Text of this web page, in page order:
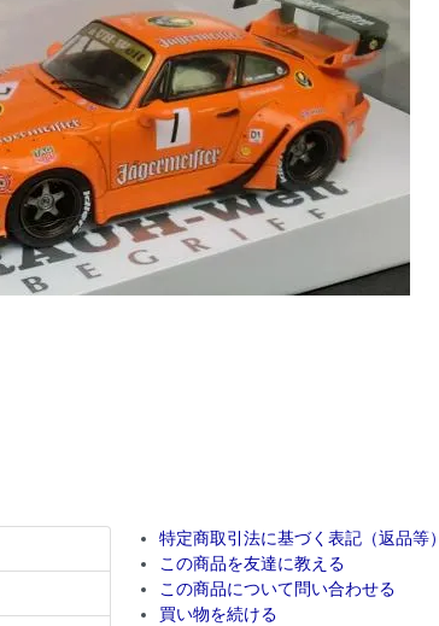
特定商取引法に基づく表記（返品等）
この商品を友達に教える
この商品について問い合わせる
買い物を続ける